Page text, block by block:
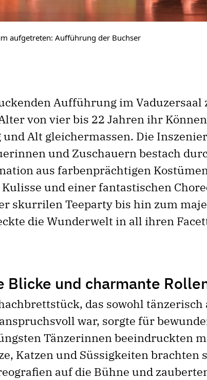
aufgetreten: Aufführung der Buchser
Aufführung im Vaduzersaal
von vier bis 22 Jahren ihr
Alt gleichermassen. Die
und Zuschauern bestach
aus farbenprächtigen
und einer fantastischen
skurrilen Teeparty bis hin zum
die Wunderwelt in all ihren
Blicke und charmante
das sowohl tänzerisch
war, sorgte für
Tänzerinnen beeindruckten
Katzen und Süssigkeiten brachten
auf die Bühne und